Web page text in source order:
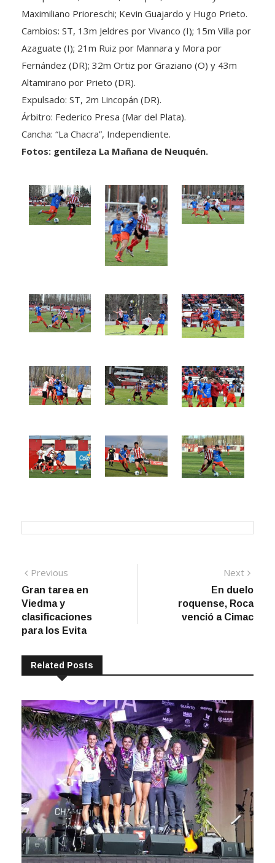
Maximiliano Prioreschi; Kevin Guajardo y Hugo Prieto.
Cambios: ST, 13m Jeldres por Vivanco (I); 15m Villa por
Azaguate (I); 21m Ruiz por Mannara y Mora por
Fernández (DR); 32m Ortiz por Graziano (O) y 43m
Altamirano por Prieto (DR).
Expulsado: ST, 2m Lincopán (DR).
Árbitro: Federico Presa (Mar del Plata).
Cancha: “La Chacra”, Independiente.
Fotos: gentileza La Mañana de Neuquén.
Navegación
de
entradas
Previous
post:
Gran tarea en
Viedma y
clasificaciones
para los Evita
Next
post:
En duelo
roquense, Roca
venció a Cimac
Related Posts